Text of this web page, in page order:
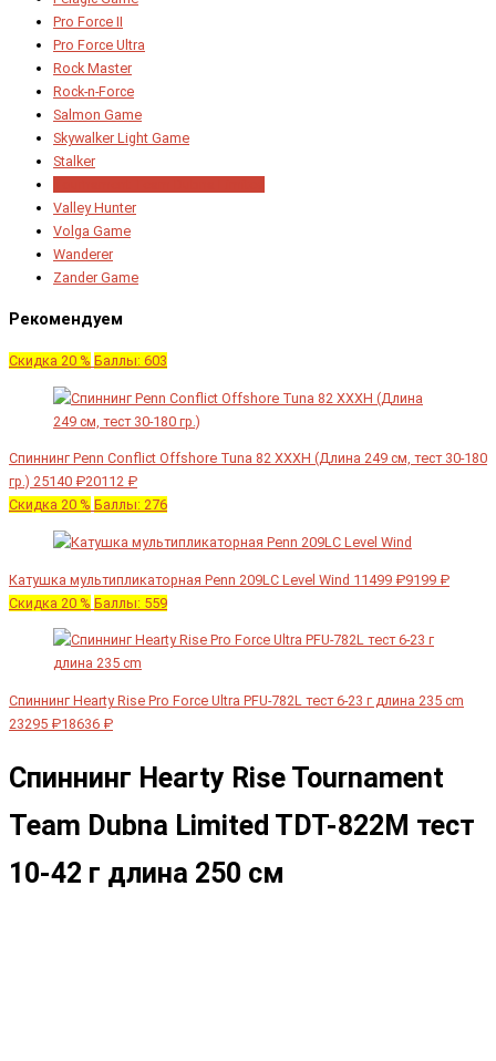
Pro Force II
Pro Force Ultra
Rock Master
Rock-n-Force
Salmon Game
Skywalker Light Game
Stalker
Valley Hunter
Volga Game
Wanderer
Zander Game
Рекомендуем
Скидка 20 % Баллы: 603
Спиннинг Penn Conflict Offshore Tuna 82 XXXH (Длина 249 см, тест 30-180
гр.) 25140 ₽20112 ₽
Скидка 20 % Баллы: 276
Катушка мультипликаторная Penn 209LC Level Wind 11499 ₽9199 ₽
Скидка 20 % Баллы: 559
Спиннинг Hearty Rise Pro Force Ultra PFU-782L тест 6-23 г длина 235 cm
23295 ₽18636 ₽
Спиннинг Hearty Rise Tournament
Team Dubna Limited TDT-822M тест
10-42 г длина 250 см